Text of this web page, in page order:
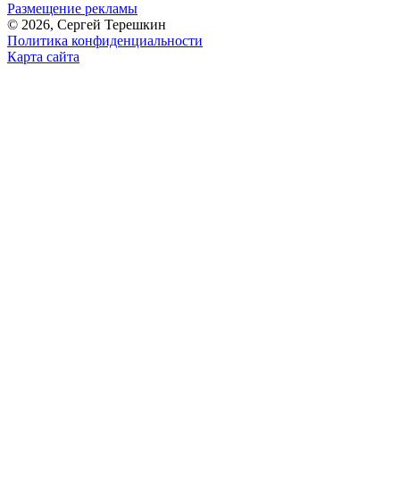
Размещение рекламы
© 2026, Сергей Терешкин
Политика конфиденциальности
Карта сайта